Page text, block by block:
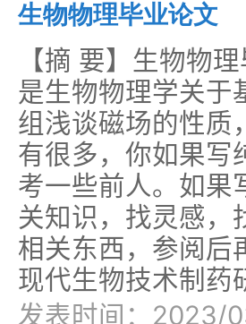
生物物理毕业论文
【摘 要】生物物
是生物物理学关于
组浅谈磁场的性质
有很多，你如果写
考一些前人。如果
关知识，找灵感，
相关东西，参阅后
现代生物技术制药
发表时间：2023/